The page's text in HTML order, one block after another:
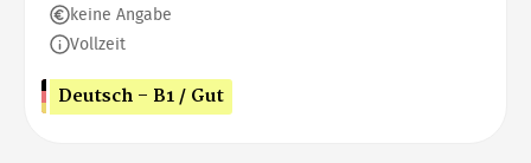
keine Angabe
Vollzeit
Deutsch - B1 / Gut